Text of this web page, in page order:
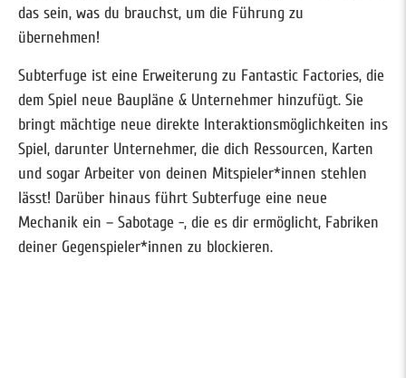
das sein, was du brauchst, um die Führung zu
übernehmen!
Subterfuge ist eine Erweiterung zu Fantastic Factories, die
dem Spiel neue Baupläne & Unternehmer hinzufügt. Sie
bringt mächtige neue direkte Interaktionsmöglichkeiten ins
Spiel, darunter Unternehmer, die dich Ressourcen, Karten
und sogar Arbeiter von deinen Mitspieler*innen stehlen
lässt! Darüber hinaus führt Subterfuge eine neue
Mechanik ein – Sabotage -, die es dir ermöglicht, Fabriken
deiner Gegenspieler*innen zu blockieren.